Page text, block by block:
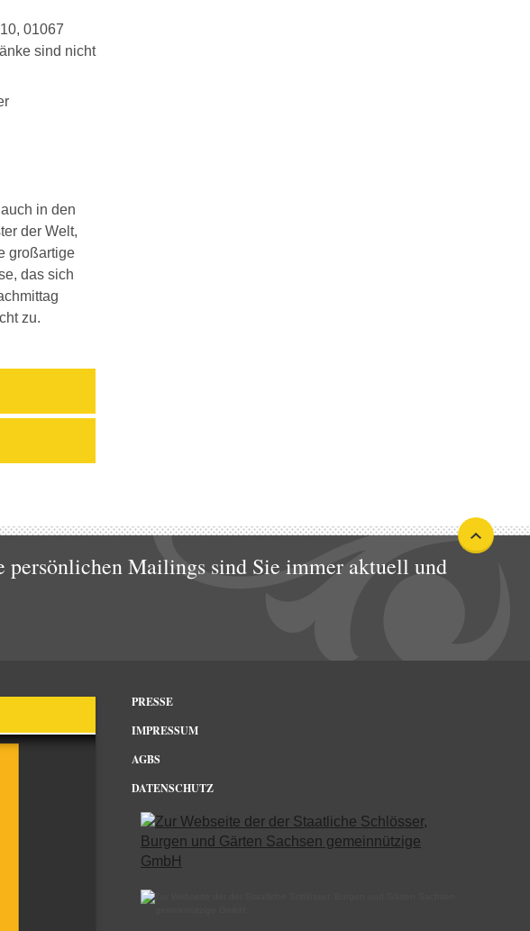
01067
sind nicht
in den
der Welt,
großartige
das sich
zu.
persönlichen Mailings sind Sie immer aktuell und
PRESSE
IMPRESSUM
AGBS
DATENSCHUTZ